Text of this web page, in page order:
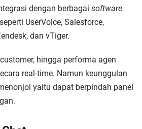
dengan berbagai software
UserVoice, Salesforce,
dan vTiger.
hingga performa agen
real-time. Namun keunggulan
yaitu dapat berpindah panel